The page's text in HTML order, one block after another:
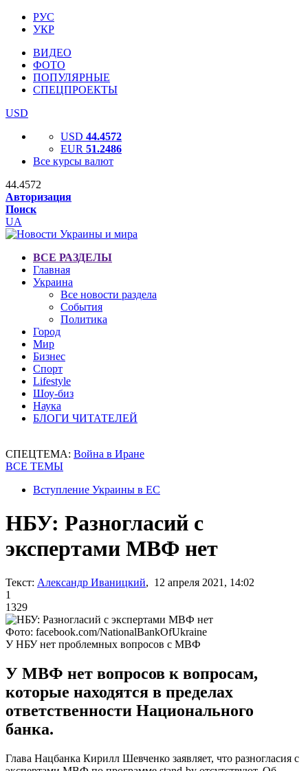
РУС
УКР
ВИДЕО
ФОТО
ПОПУЛЯРНЫЕ
СПЕЦПРОЕКТЫ
USD
USD 44.4572
EUR 51.2486
Все курсы валют
44.4572
Авторизация
Поиск
UA
ВСЕ РАЗДЕЛЫ
Главная
Украина
Все новости раздела
События
Политика
Город
Мир
Бизнес
Спорт
Lifestyle
Шоу-биз
Наука
БЛОГИ ЧИТАТЕЛЕЙ
СПЕЦТЕМА: Война в Иране
ВСЕ ТЕМЫ
Вступление Украины в ЕС
НБУ: Разногласий с
экспертами МВФ нет
Текст: Александр Иваницкий, 12 апреля 2021, 14:02
1
1329
Фото: facebook.com/NationalBankOfUkraine
У НБУ нет проблемных вопросов с МВФ
У МВФ нет вопросов к вопросам,
которые находятся в пределах
ответственности Национального
банка.
Глава Нацбанка Кирилл Шевченко заявляет, что разногласия с